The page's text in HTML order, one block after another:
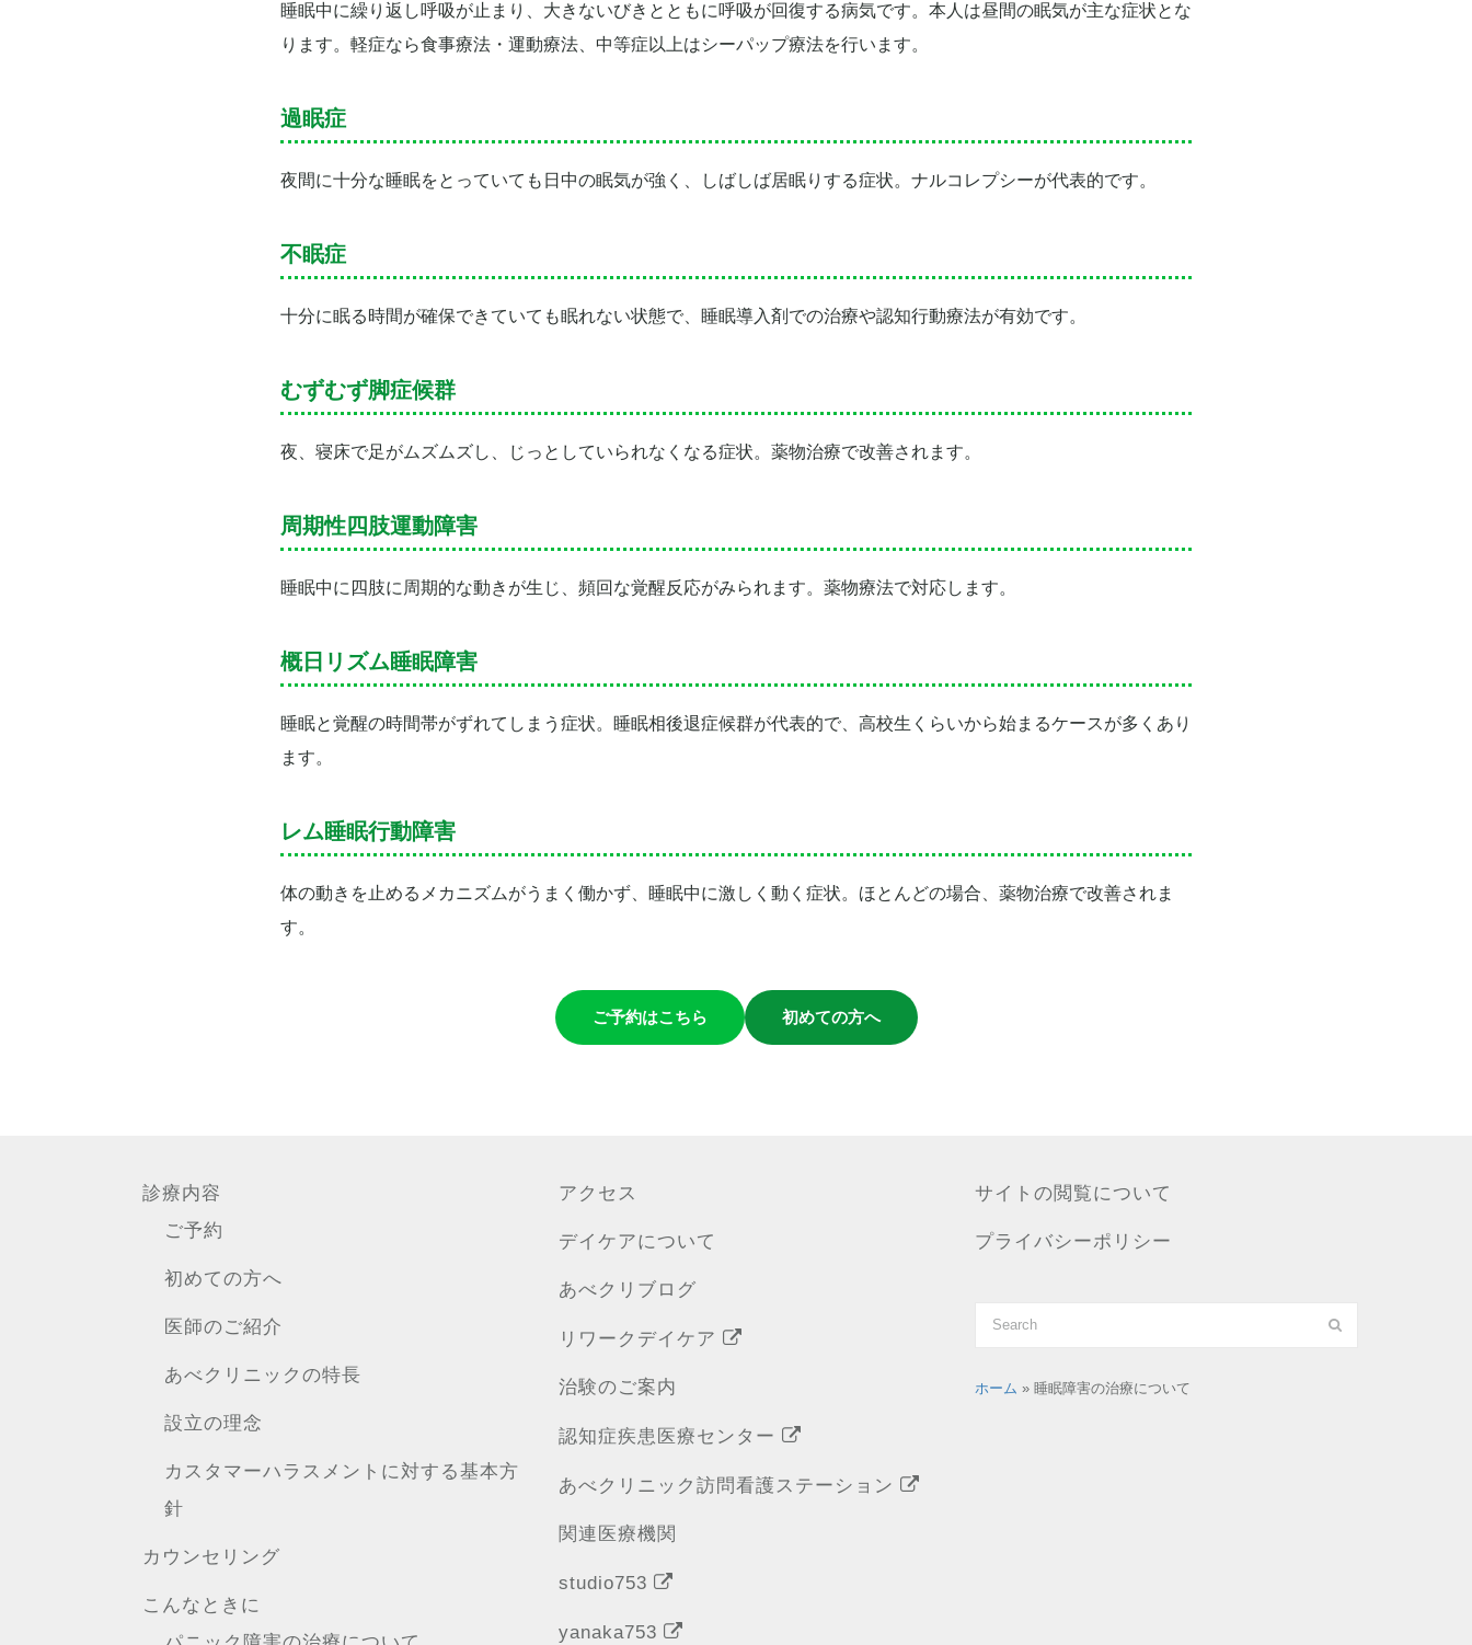
睡眠中に繰り返し呼吸が止まり、大きないびきとともに呼吸が回復する病気です。本人は昼間の眠気が主な症状とな
ります。軽症なら食事療法・運動療法、中等症以上はシーパップ療法を行います。
過眠症
夜間に十分な睡眠をとっていても日中の眠気が強く、しばしば居眠りする症状。ナルコレプシーが代表的です。
不眠症
十分に眠る時間が確保できていても眠れない状態で、睡眠導入剤での治療や認知行動療法が有効です。
むずむず脚症候群
夜、寝床で足がムズムズし、じっとしていられなくなる症状。薬物治療で改善されます。
周期性四肢運動障害
睡眠中に四肢に周期的な動きが生じ、頻回な覚醒反応がみられます。薬物療法で対応します。
概日リズム睡眠障害
睡眠と覚醒の時間帯がずれてしまう症状。睡眠相後退症候群が代表的で、高校生くらいから始まるケースが多くあり
ます。
レム睡眠行動障害
体の動きを止めるメカニズムがうまく働かず、睡眠中に激しく動く症状。ほとんどの場合、薬物治療で改善されま
す。
ご予約はこちら 初めての方へ
診療内容
ご予約
初めての方へ
医師のご紹介
あべクリニックの特長
設立の理念
カスタマーハラスメントに対する基本方
針
カウンセリング
こんなときに
アクセス
デイケアについて
あべクリブログ
リワークデイケア
治験のご案内
認知症疾患医療センター
あべクリニック訪問看護ステーション
関連医療機関
studio753
yanaka753
サイトの閲覧について
プライバシーポリシー
ホーム » 睡眠障害の治療について